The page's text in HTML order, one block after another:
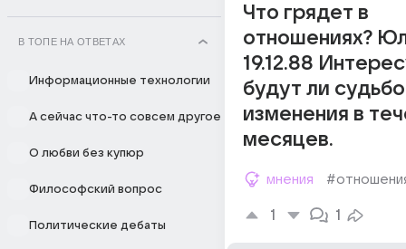
В ТОПЕ НА ОТВЕТАХ
Информационные технологии
А сейчас что-то совсем другое
О любви без купюр
Философский вопрос
Политические дебаты
Что грядет в
отношениях?
19.12.88
будут ли
изменения в
месяцев.
мнения
1 1